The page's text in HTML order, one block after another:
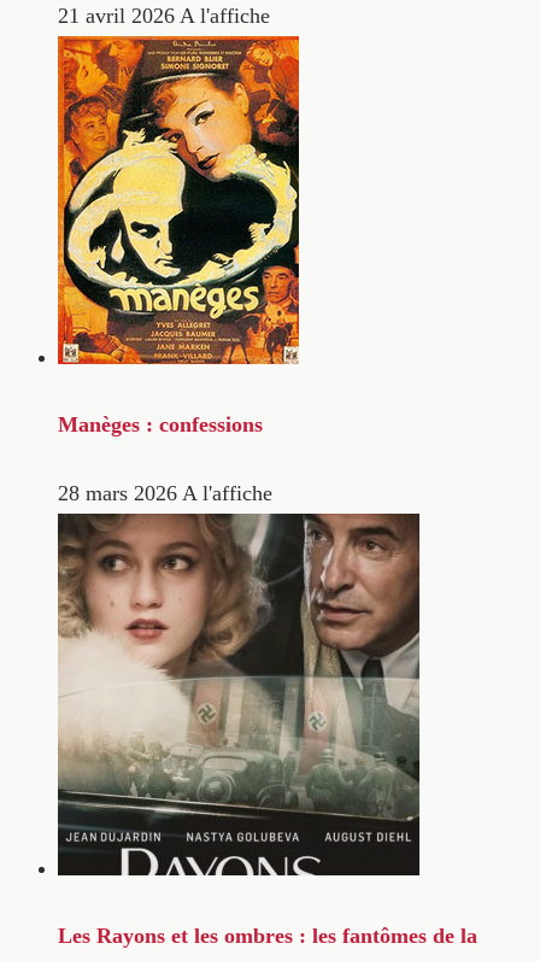
21 avril 2026 A l'affiche
Manèges : confessions
28 mars 2026 A l'affiche
Les Rayons et les ombres : les fantômes de la